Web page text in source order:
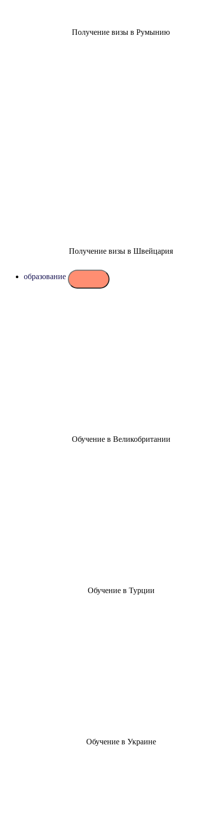
Получение визы в Румынию
Получение визы в Швейцария
образование
Обучение в Великобритании
Обучение в Турции
Обучение в Украине